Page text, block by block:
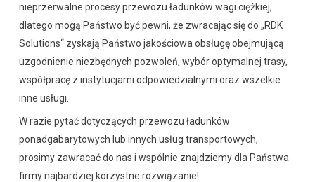
nieprzerwalne procesy przewozu ładunków wagi ciężkiej,
dlatego mogą Państwo być pewni, że zwracając się do „RDK
Solutions“ zyskają Państwo jakościowa obsługę obejmującą
uzgodnienie niezbędnych pozwoleń, wybór optymalnej trasy,
współpracę z instytucjami odpowiedzialnymi oraz wszelkie
inne usługi.
W razie pytać dotyczących przewozu ładunków
ponadgabarytowych lub innych usług transportowych,
prosimy zawracać do nas i wspólnie znajdziemy dla Państwa
firmy najbardziej korzystne rozwiązanie!